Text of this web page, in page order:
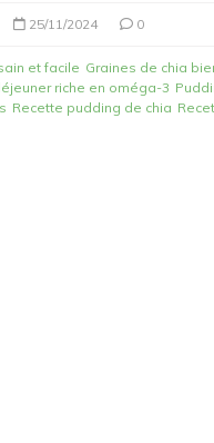
25/11/2024 0
et facile Graines de chia
riche en oméga-3
Recette pudding de chiaDans